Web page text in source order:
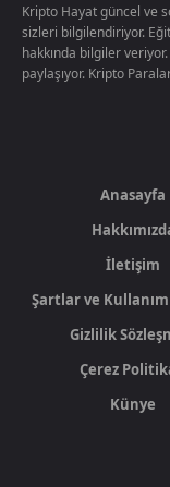
Kripto Hayat güncel ve
sizleri bilgilendiriyor.
hakkında bilgiler
paylaşıyor. Kripto
Anasayfa
İletişim
Şartlar ve
Gizlilik
Çerez
Künye